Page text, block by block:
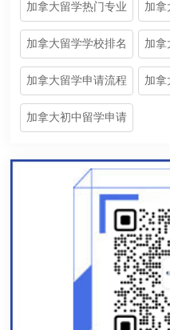
加拿大留学热门专业 加拿
加拿大留学学校排名 加拿
加拿大留学申请流程 加拿
加拿大初中留学申请